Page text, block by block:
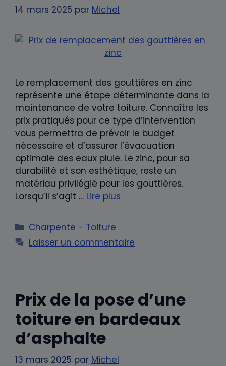
14 mars 2025 par Michel
Le remplacement des gouttières en zinc
représente une étape déterminante dans la
maintenance de votre toiture. Connaître les
prix pratiqués pour ce type d’intervention
vous permettra de prévoir le budget
nécessaire et d’assurer l’évacuation
optimale des eaux pluie. Le zinc, pour sa
durabilité et son esthétique, reste un
matériau privilégié pour les gouttières.
Lorsqu’il s’agit … Lire plus
Catégories
Charpente - Toiture
Laisser un commentaire
Prix de la pose d’une
toiture en bardeaux
d’asphalte
13 mars 2025 par Michel